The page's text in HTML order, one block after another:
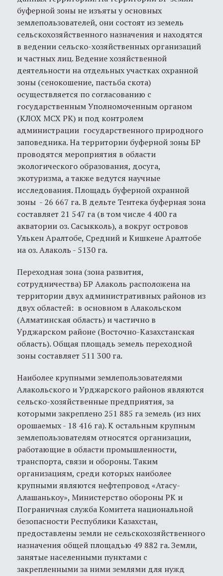
буферной зоны не изъяты у основных
землепользователей, они состоят из земель
сельскохозяйственного назначения и находятся
в ведении сельско-хозяйственных организаций
и частных лиц. Ведение хозяйственной
деятельности на отдельных участках охранной
зоны (сенокошение, пастьба скота)
осуществляется по согласованию с
государственным Уполномоченным органом
(КЛОХ МСХ РК) и под контролем
администрации государственного природного
заповедника. На территории буферной зоны БР
проводятся мероприятия в области
экологического образования, досуга,
экотуризма, а также ведутся научные
исследования. Площадь буферной охранной
зоны - 26 667 га. В дельте Тентека буферная зона
составляет 21 547 га (в том числе 4 400 га
акватории оз. Сасыкколь), а вокруг островов
Улькен Аралтобе, Средний и Кишкене Аралтобе
на оз. Алаколь - 5130 га.
Переходная зона (зона развития,
сотрудничества) БР Алаколь расположена на
территории двух административных районов из
двух областей: в основном в Алакольском
(Алматинская область) и частично в
Урджарском районе (Восточно-Казахстанская
область). Общая площадь земель переходной
зоны составляет 511 300 га.
Наиболее крупными землепользователями
Алакольского и Урджарского районов являются
сельско-хозяйственные предприятия, за
которыми закреплено 251 885 га земель (из них
орошаемых - 18 416 га). К остальным крупным
землепользователям относятся организации,
работающие в области промышленности,
транспорта, связи и обороны. Таким
организациям, среди которых наиболее
крупными являются нефтепровод «Атасу-
Алашанькоу», Министерство обороны РК и
Пограничная служба Комитета национальной
безопасности Республики Казахстан,
предоставлены земли не сельскохозяйственного
назначения общей площадью 49 882 га. Земли,
занятые населенными пунктами с
закрепленными за ними землями для нужд